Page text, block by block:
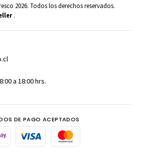
2026. Todos los derechos reservados.
.
a 18:00 hrs.
DE PAGO ACEPTADOS